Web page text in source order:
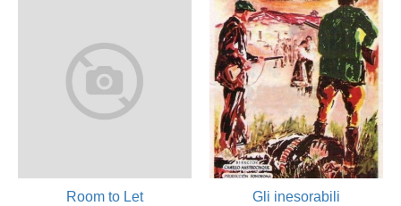
Room to Let Gli inesorabili